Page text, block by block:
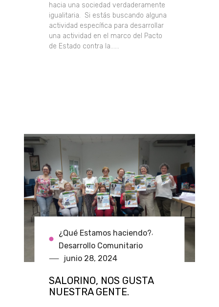
hacia una sociedad verdaderamente
igualitaria. Si estás buscando alguna
actividad específica para desarrollar
una actividad en el marco del Pacto
de Estado contra la......
¿Qué Estamos haciendo?,
Desarrollo Comunitario
junio 28, 2024
SALORINO, NOS GUSTA
NUESTRA GENTE.